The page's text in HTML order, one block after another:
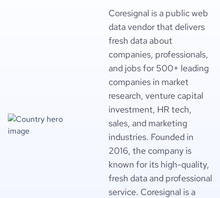
Coresignal is a public web
data vendor that delivers
fresh data about
companies, professionals,
and jobs for 500+ leading
companies in market
research, venture capital
investment, HR tech,
sales, and marketing
industries. Founded in
2016, the company is
known for its high-quality,
fresh data and professional
service. Coresignal is a